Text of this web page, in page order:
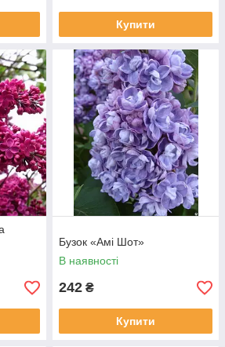
Купити
Бузок «Амі Шот»
В наявності
242 ₴
Купити